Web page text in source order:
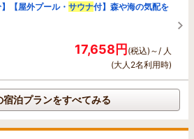
【屋外プール・ サウナ付】森や海の気配を
17,658円(税込)～/ 人
(大人2名利用時)
宿泊プランをすべてみる